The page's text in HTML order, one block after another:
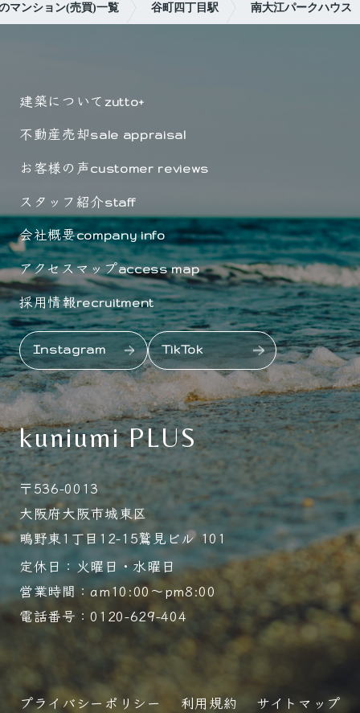
マンション(売買)一覧 谷町四丁目駅 南大江パークハウス
建築について zutto+
不動産売却sale appraisal
お客様の声customer reviews
スタッフ紹介staff
会社概要company info
アクセスマップaccess map
採用情報recruitment
Instagram TikTok
kuniumi PLUS
〒536-0013
大阪府大阪市城東区
鴫野東1丁目12-15鷲見ビル 101
定休日：火曜日・水曜日
営業時間：am10:00～pm8:00
電話番号：0120-629-404
プライバシーポリシー 利用規約 サイトマップ